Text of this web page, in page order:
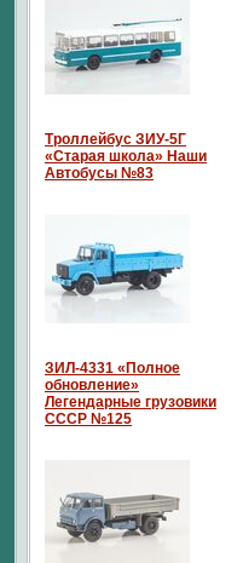
Троллейбус ЗИУ-5Г
«Старая школа» Наши
Автобусы №83
ЗИЛ-4331 «Полное
обновление»
Легендарные грузовики
СССР №125